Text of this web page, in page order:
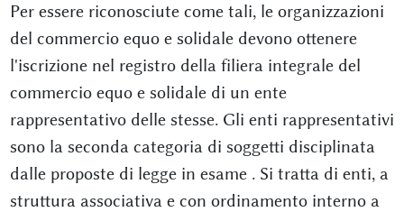
Per essere riconosciute come tali, le organizzazioni
del commercio equo e solidale devono ottenere
l'iscrizione nel registro della filiera integrale del
commercio equo e solidale di un ente
rappresentativo delle stesse. Gli enti rappresentativi
sono la seconda categoria di soggetti disciplinata
dalle proposte di legge in esame . Si tratta di enti, a
struttura associativa e con ordinamento interno a